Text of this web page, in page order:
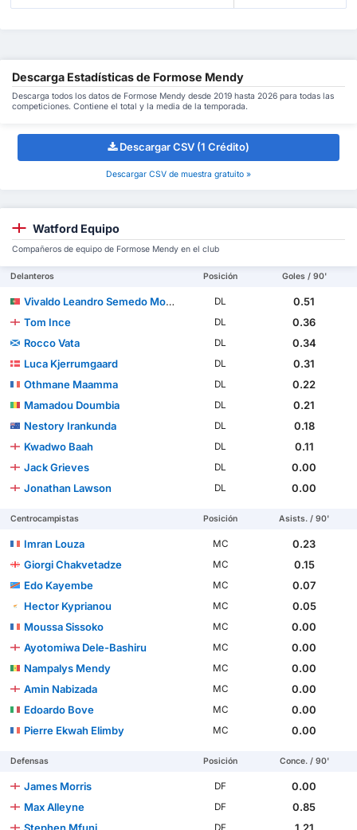
Descarga Estadísticas de Formose Mendy
Descarga todos los datos de Formose Mendy desde 2019 hasta 2026 para todas las
competiciones. Contiene el total y la media de la temporada.
Descargar CSV (1 Crédito)
Descargar CSV de muestra gratuito »
Watford Equipo
Compañeros de equipo de Formose Mendy en el club
Delanteros Posición Goles / 90'
Vivaldo Leandro Semedo Moura Sousa DL
0.51
Tom Ince
DL
0.36
Rocco Vata
DL
0.34
Luca Kjerrumgaard
DL
0.31
Othmane Maamma
DL
0.22
Mamadou Doumbia
DL
0.21
Nestory Irankunda
DL
0.18
Kwadwo Baah
DL
0.11
Jack Grieves
DL
0.00
Jonathan Lawson
DL 0.00
Centrocampistas Posición Asists. / 90'
Imran Louza MC
0.23
Giorgi Chakvetadze
MC
0.15
Edo Kayembe
MC
0.07
Hector Kyprianou
MC
0.05
Moussa Sissoko
MC
0.00
Ayotomiwa Dele-Bashiru
MC
0.00
Nampalys Mendy
MC
0.00
Amin Nabizada
MC
0.00
Edoardo Bove
MC
0.00
Pierre Ekwah Elimby
MC 0.00
Defensas Posición Conce. / 90'
James Morris DF
0.00
Max Alleyne
DF
0.85